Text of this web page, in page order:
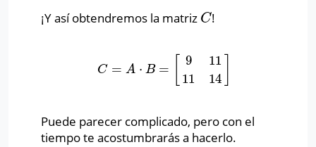
¡Y así obtendremos la matriz C
C !
C = A ⋅ B =
9
11
11
14
C=A⋅ B =[911 14
Puede parecer complicado, pero con el
tiempo te acostumbrarás a hacerlo.